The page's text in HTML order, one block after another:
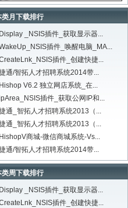
类月下载排行
Display _NSIS插件_获取显示器...
插件_唤醒电脑_MA...
插件_创建快捷...
通/智拓人才招聘系统2014带...
Hishop V6.2 独立网店系统_在...
插件_获取公网IP和...
通_智拓人才招聘系统2013（...
通_智拓人才招聘系统2013（...
HishopV商城-微信商城系统-Vs...
通/智拓人才招聘系统2014带...
类周下载排行
Display _NSIS插件_获取显示器...
插件_创建快捷...